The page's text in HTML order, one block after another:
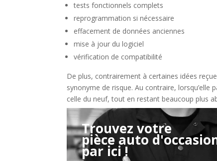
tests fonctionnels complets
reprogrammation si nécessaire
effacement de données anciennes
mise à jour du logiciel
vérification de compatibilité
De plus, contrairement à certaines idées
synonyme de risque. Au contraire,
celle du neuf, tout en restant beaucoup plus
Trouvez votre
pièce auto
par ici !Étape 2/3